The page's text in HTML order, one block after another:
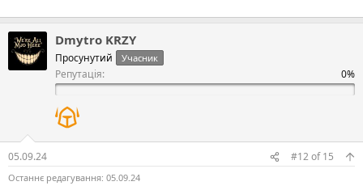
а
к
ц
і
ї
Dmytro KRZY
Просунутий Учасник
Репутація:
05.09.24 #12of15
Останнє редагування: 05.09.24